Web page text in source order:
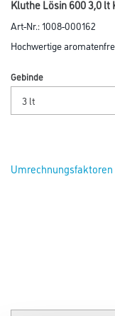
Kluthe Lösin 600 3,0
Art-Nr.:1008-000162
Hochwertige
Gebinde
Umrechnungsfaktoren